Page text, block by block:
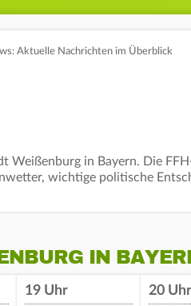
Aktuelle Nachrichten im Überblick
Weißenburg in Bayern. Die
wichtige politische
IN BAYERN
19 Uhr 20 Uhr